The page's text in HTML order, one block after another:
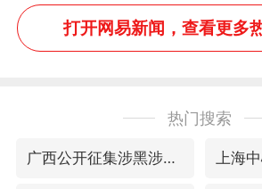
打开网易新闻，查看更多
热门搜索
广西公开征集涉黑涉恶犯罪线索